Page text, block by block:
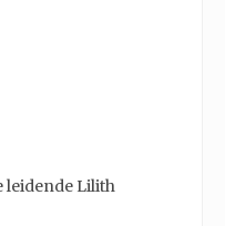
leidende Lilith